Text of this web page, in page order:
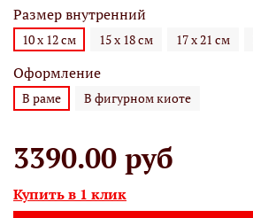
Размер внутренний
10 х 12 см 15 х 18 см 17 х 21 см
Оформление
В раме В фигурном киоте
3390.00 руб
Купить в 1 клик